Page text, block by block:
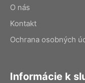
O nás
Kontakt
Ochrana osobných
Informácie k